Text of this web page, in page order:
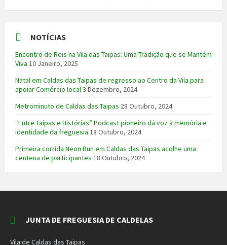
NOTÍCIAS
Encontro de Reis na Vila das Taipas: Uma Tradição que se Mantém
Viva 10 Janeiro, 2025
Natal em Caldas das Taipas de regresso ao Centro da Vila para
apoiar Comércio local3 Dezembro, 2024
Metrominuto de Caldas das Taipas 28 Outubro, 2024
“Entre Taipas e Histórias” Podcast pioneiro dá voz à memória e
identidade da freguesia 18 Outubro, 2024
Primeira corrida Neon Run em Caldas das Taipas acolhe uma
centena de participantes 18 Outubro, 2024
JUNTA DE FREGUESIA DE CALDELAS
Vila de Caldas das Taipas